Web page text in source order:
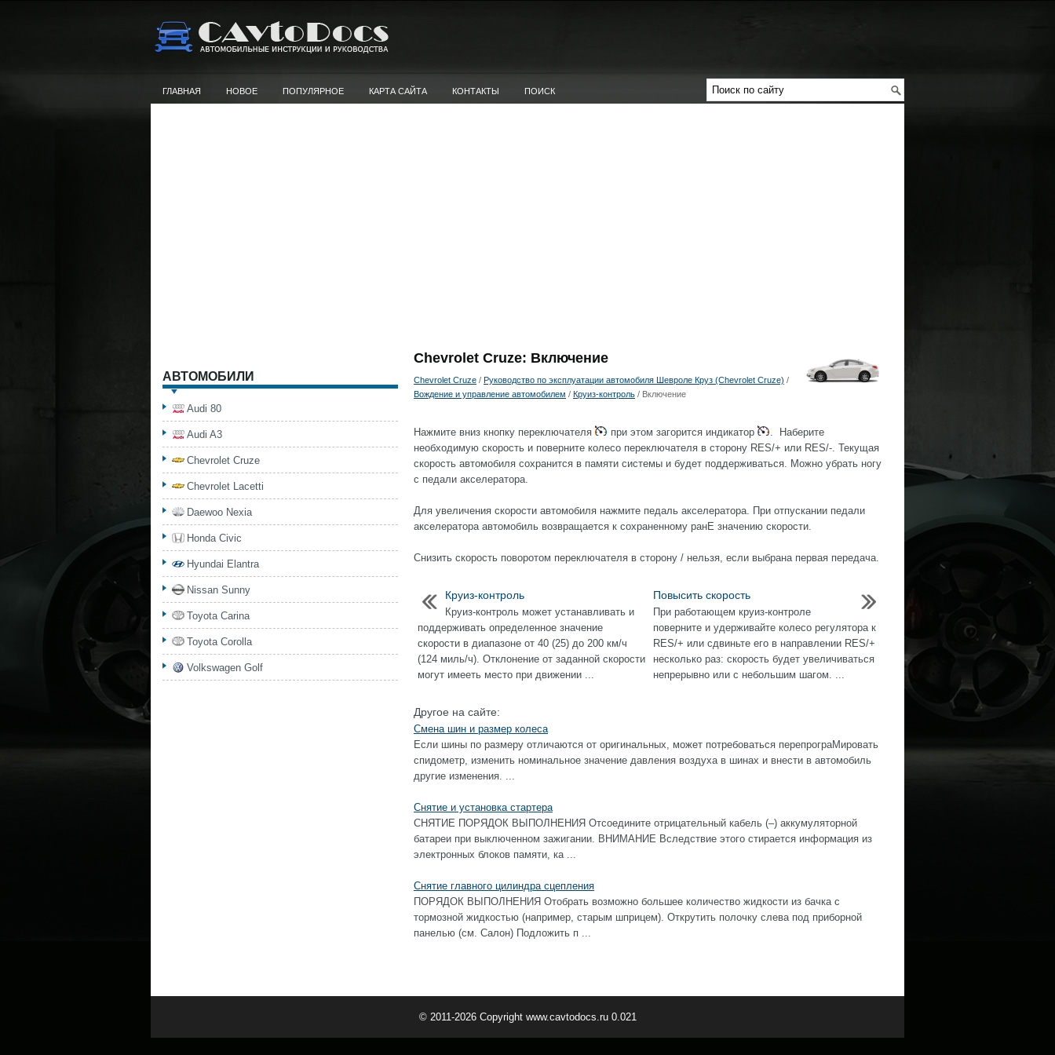
ГЛАВНАЯ НОВОЕ ПОПУЛЯРНОЕ КАРТА САЙТА КОНТАКТЫ ПОИСК
Chevrolet Cruze: Включение
Chevrolet Cruze / Руководство по эксплуатации автомобиля Шевроле Круз (Chevrolet Cruze) /
Вождение и управление автомобилем / Круиз-контроль / Включение
Нажмите вниз кнопку переключателя при этом загорится индикатор
. Наберите
необходимую скорость и поверните колесо переключателя в сторону RES/+ или RES/-. Текущая
скорость автомобиля сохранится в памяти системы и будет поддерживаться. Можно убрать ногу
с педали акселератора.
Для увеличения скорости автомобиля нажмите педаль акселератора. При отпускании педали
акселератора автомобиль возвращается к сохраненному ранЕ значению скорости.
Снизить скорость поворотом переключателя в сторону / нельзя, если выбрана первая передача.
Круиз-контроль
Круиз-контроль может устанавливать и
поддерживать определенное значение
скорости в диапазоне от 40 (25) до 200 км/ч
(124 миль/ч). Отклонение от заданной скорости
могут имeeть место при движении ...
Повысить скорость
При работающем круиз-контроле
поверните и удерживайте колесо регулятора к
RES/+ или сдвиньте его в направлении RES/+
несколько раз: скорость будет увеличиваться
непрерывно или с небольшим шагом. ...
Другое на сайте:
Смена шин и размер колеса
Если шины по размеру отличаются от оригинальных, может потребоваться перепрограМировать
спидометр, изменить номинальное значение давления воздуха в шинах и внести в автомобиль
другие изменения. ...
Снятие и установка стартера
СНЯТИЕ ПОРЯДОК ВЫПОЛНЕНИЯ Отсоедините отрицательный кабель (–) аккумуляторной
батареи при выключенном зажигании. ВНИМАНИЕ Вследствие этого стирается информация из
электронных блоков памяти, ка ...
Снятие главного цилиндра сцепления
ПОРЯДОК ВЫПОЛНЕНИЯ Отобрать возможно большее количество жидкости из бачка с
тормозной жидкостью (например, старым шприцем). Открутить полочку слева под приборной
панелью (см. Салон) Подложить п ...
АВТОМОБИЛИ
Audi 80
Audi A3
Chevrolet Cruze
Chevrolet Lacetti
Daewoo Nexia
Honda Civic
Hyundai Elantra
Nissan Sunny
Toyota Carina
Toyota Corolla
Volkswagen Golf
© 2011-2026 Copyright www.cavtodocs.ru 0.021